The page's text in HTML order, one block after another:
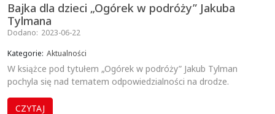
Bajka dla dzieci „Ogórek w podróży” Jakuba
Tylmana
Dodano: 2023-06-22
Kategorie: Aktualności
W książce pod tytułem „Ogórek w podróży” Jakub Tylman
pochyla się nad tematem odpowiedzialności na drodze.
CZYTAJ